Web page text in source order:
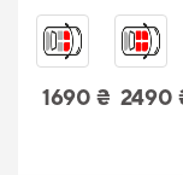
1690 ₴ 2490